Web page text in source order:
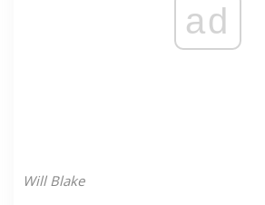
ad
Will Blake